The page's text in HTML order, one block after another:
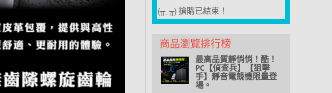
(╥_╥) 搶購已結束！
商品瀏覽排行榜
最高品質靜悄悄！酷！
PC【偵查兵】【狙擊
手】靜音電競機限量登
場。